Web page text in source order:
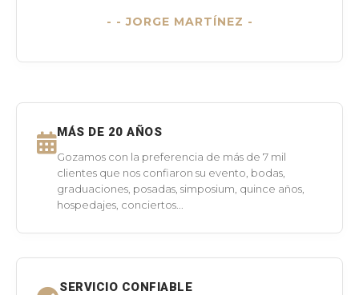
- JORGE MARTÍNEZ -
MÁS DE 20 AÑOS
Gozamos con la preferencia de más de 7 mil
clientes que nos confiaron su evento, bodas,
graduaciones, posadas, simposium, quince años,
hospedajes, conciertos...
SERVICIO CONFIABLE